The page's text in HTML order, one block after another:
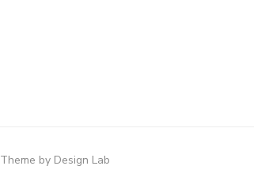
Theme by Design Lab